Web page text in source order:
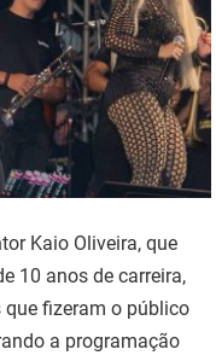
Kaio Oliveira, que
10 anos de carreira,
fizeram o público
a programação